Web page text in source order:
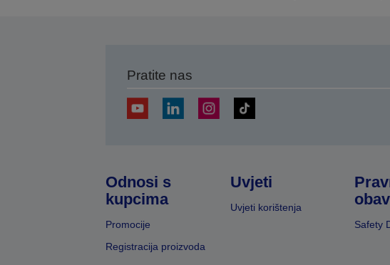
Pratite nas
Odnosi s
kupcima
Promocije
Registracija proizvoda
Uvjeti
Uvjeti korištenja
Safety